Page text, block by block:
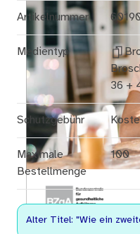
Artikelnummer
Medientyp
36 +
Schutzgebühr
Maximale
Bestellmenge
100
Alter Titel: "Wie ein